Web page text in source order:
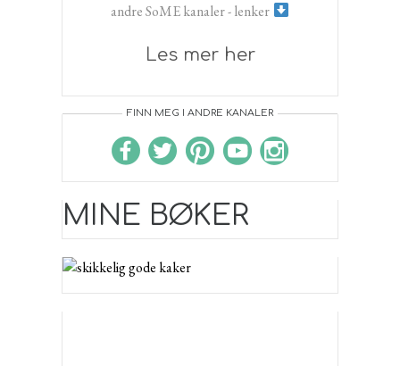
andre SoME kanaler - lenker
Les mer her
FINN MEG I ANDRE KANALER
MINE BØKER